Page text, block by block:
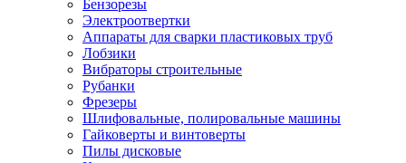
Бензорезы
Электроотвертки
Аппараты для сварки пластиковых труб
Лобзики
Вибраторы строительные
Рубанки
Фрезеры
Шлифовальные, полировальные машины
Гайковерты и винтоверты
Пилы дисковые